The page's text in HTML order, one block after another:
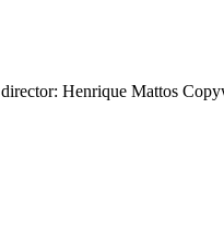
Henrique Mattos